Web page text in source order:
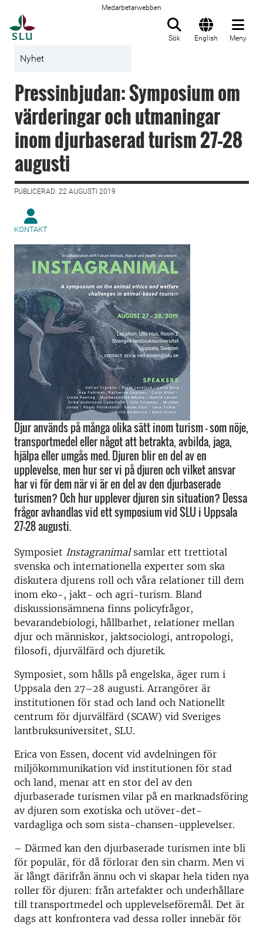
Medarbetarwebben
Sök English Meny
Nyhet
Pressinbjudan: Symposium om
värderingar och utmaningar
inom djurbaserad turism 27–28
augusti
PUBLICERAD: 22 AUGUSTI 2019
KONTAKT
Djur används på många olika sätt inom turism – som nöje,
transportmedel eller något att betrakta, avbilda, jaga,
hjälpa eller umgås med. Djuren blir en del av en
upplevelse, men hur ser vi på djuren och vilket ansvar
har vi för dem när vi är en del av den djurbaserade
turismen? Och hur upplever djuren sin situation? Dessa
frågor avhandlas vid ett symposium vid SLU i Uppsala
27-28 augusti.
Symposiet Instagranimalsamlar ett trettiotal
svenska och internationella experter som ska
diskutera djurens roll och våra relationer till dem
inom eko-, jakt- och agri-turism. Bland
diskussionsämnena finns policyfrågor,
bevarandebiologi, hållbarhet, relationer mellan
djur och människor, jaktsociologi, antropologi,
filosofi, djurvälfärd och djuretik.
Symposiet, som hålls på engelska, äger rum i
Uppsala den 27–28 augusti. Arrangörer är
institutionen för stad och land och Nationellt
centrum för djurvälfärd (SCAW) vid Sveriges
lantbruksuniversitet, SLU.
Erica von Essen, docent vid avdelningen för
miljökommunikation vid institutionen för stad
och land, menar att en stor del av den
djurbaserade turismen vilar på en marknadsföring
av djuren som exotiska och utöver-det-
vardagliga och som sista-chansen-upplevelser.
– Därmed kan den djurbaserade turismen inte bli
för populär, för då förlorar den sin charm. Men vi
är långt därifrån ännu och vi skapar hela tiden nya
roller för djuren: från artefakter och underhållare
till transportmedel och upplevelseföremål. Det är
dags att konfrontera vad dessa roller innebär för